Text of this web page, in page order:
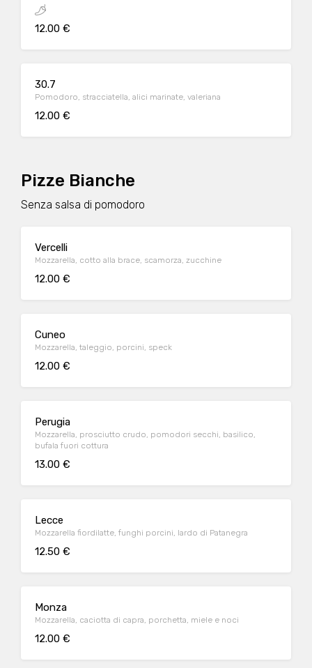
12.00 €
30.7
Pomodoro, stracciatella, alici marinate, valeriana
12.00 €
Pizze Bianche
Senza salsa di pomodoro
Vercelli
Mozzarella, cotto alla brace, scamorza, zucchine
12.00 €
Cuneo
Mozzarella, taleggio, porcini, speck
12.00 €
Perugia
Mozzarella, prosciutto crudo, pomodori secchi, basilico,
bufala fuori cottura
13.00 €
Lecce
Mozzarella fiordilatte, funghi porcini, lardo di Patanegra
12.50 €
Monza
Mozzarella, caciotta di capra, porchetta, miele e noci
12.00 €